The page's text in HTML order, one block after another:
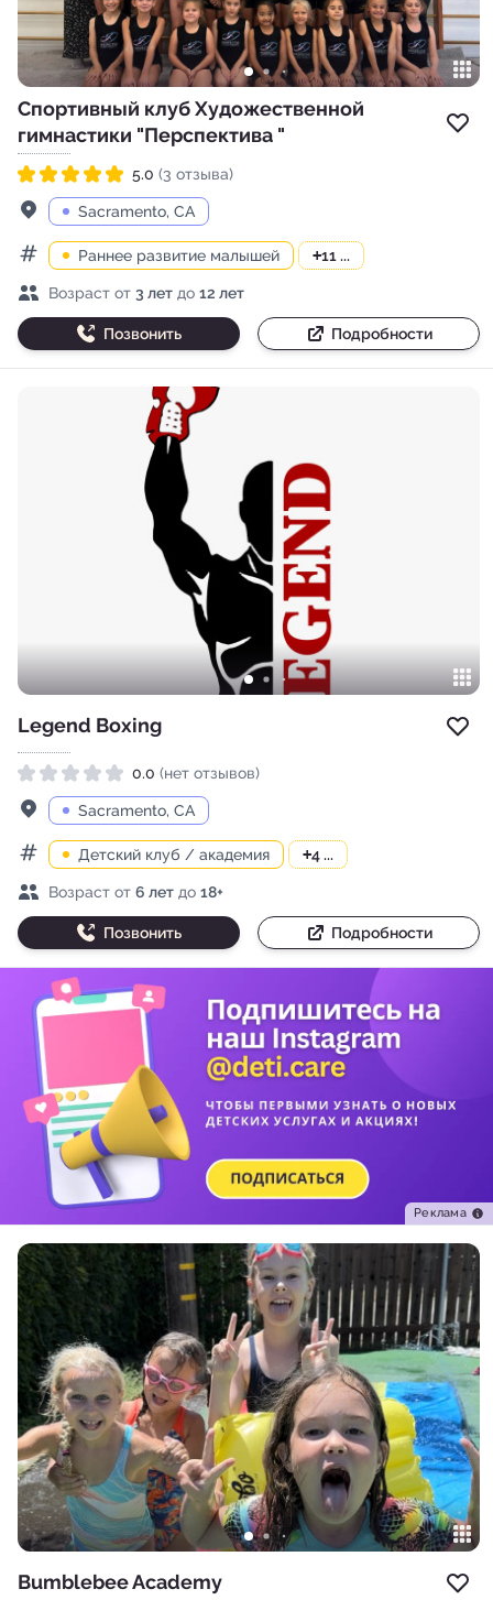
Спортивный клуб Художественной
гимнастики "Перспектива "
Рейтинг 5.0 из 5
5.0 (3 отзыва)
Адрес
Sacramento, CA
КатегорииРаннее развитие малышей +11 ...
Возраст детей
Возраст от 3 лет до 12 лет
Позвонить Подробности
Legend Boxing
Рейтинг 0.0 из 5
0.0 (нет отзывов)
Адрес
Sacramento, CA
КатегорииДетский клуб / академия +4 ...
Возраст детей
Возраст от 6 лет до 18+
Позвонить Подробности
Реклама
Bumblebee Academy